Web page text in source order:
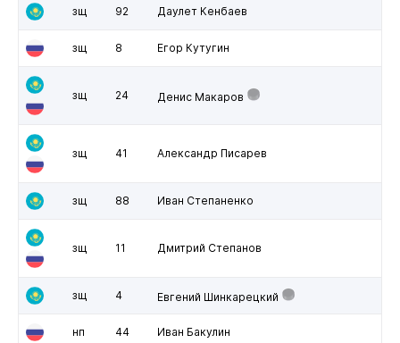
зщ 92 Даулет Кенбаев
зщ 8 Егор Кутугин
зщ 24 Денис Макаров
зщ 41 Александр Писарев
зщ 88 Иван Степаненко
зщ 11 Дмитрий Степанов
зщ 4 Евгений Шинкарецкий
нп 44 Иван Бакулин